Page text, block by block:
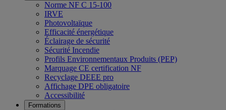
Norme NF C 15-100
IRVE
Photovoltaïque
Efficacité énergétique
Éclairage de sécurité
Sécurité Incendie
Profils Environnementaux Produits (PEP)
Marquage CE certification NF
Recyclage DEEE pro
Affichage DPE obligatoire
Accessibilité
Formations